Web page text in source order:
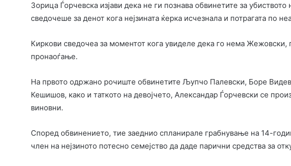
Зорица Ѓорчевска изјави дека не ги познава обвинетите за убиството
сведочеше за денот кога нејзината ќерка исчезнала и потрагата по
Киркови сведочеа за моментот кога увиделе дека го нема Жежовски,
пронаоѓање.
На првото одржано рочиште обвинетите Љупчо Палевски, Боре
Кешишов, како и таткото на девојчето, Александар Ѓорчевски се
виновни.
Според обвинението, тие заедниo спланирале грабнување на 14-
член на нејзиното потесно семејство да даде парични средства за